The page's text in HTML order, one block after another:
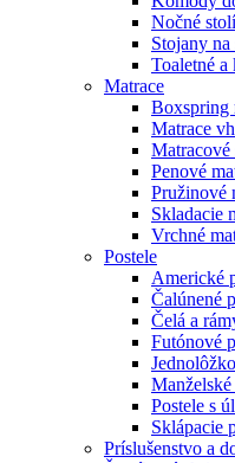
Nočné
Stojany na
Toaletné
Matrace
Boxspring
Matrace
Matracové
Penové
Pružinové
Skladacie
Vrchné
Postele
Americké
Čalúnené
Čelá a
Futónové
Manželské
Postele s
Sklápacie
Príslušenstvo a